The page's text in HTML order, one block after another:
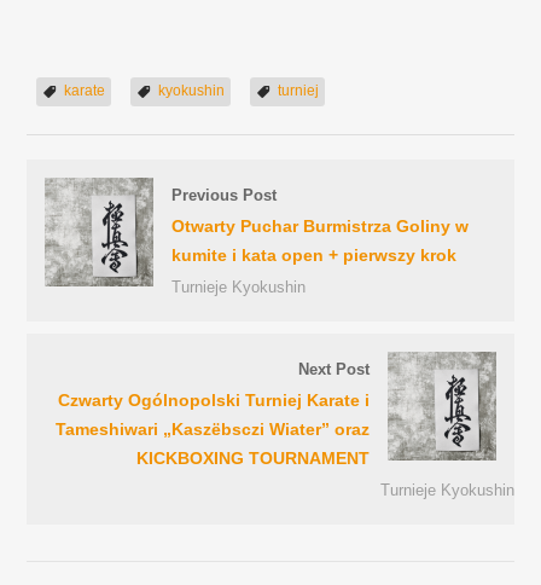
karate kyokushin turniej
Previous Post
Otwarty Puchar Burmistrza Goliny w
kumite i kata open + pierwszy krok
Turnieje Kyokushin
Next Post
Czwarty Ogólnopolski Turniej Karate i
Tameshiwari „Kaszëbsczi Wiater” oraz
KICKBOXING TOURNAMENT
Turnieje Kyokushin